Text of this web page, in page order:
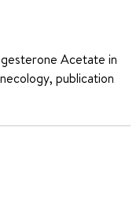
Acetate in
publication